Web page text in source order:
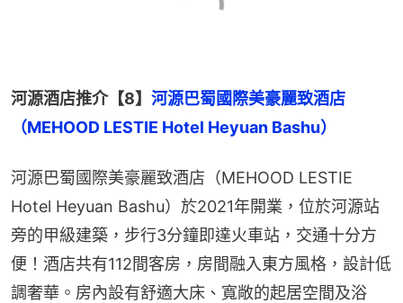
河源酒店推介【8】 河源巴蜀國際美豪麗致酒店
（MEHOOD LESTIE Hotel Heyuan Bashu）
河源巴蜀國際美豪麗致酒店（MEHOOD LESTIE
Hotel Heyuan Bashu）於2021年開業，位於河源站
旁的甲級建築，步行3分鐘即達火車站，交通十分方
便！酒店共有112間客房，房間融入東方風格，設計低
調奢華。房內設有舒適大床、寬敞的起居空間及浴